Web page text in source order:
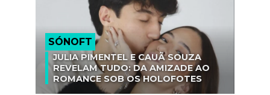
SÓNOFT
JULIA PIMENTEL E CAUÃ SOUZA
REVELAM TUDO: DA AMIZADE AO
ROMANCE SOB OS HOLOFOTES